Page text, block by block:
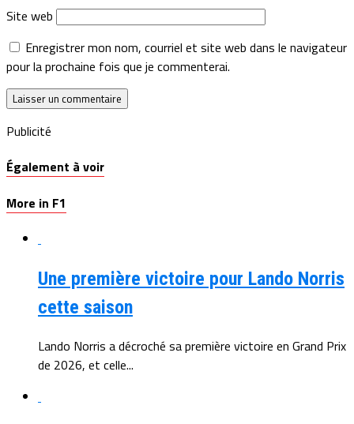
Site web
Enregistrer mon nom, courriel et site web dans le navigateur
pour la prochaine fois que je commenterai.
Publicité
Également à voir
More in F1
Une première victoire pour Lando Norris
cette saison
Lando Norris a décroché sa première victoire en Grand Prix
de 2026, et celle...